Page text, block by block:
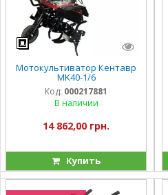
Мотокультиватор Кентавр
МK40-1/6
Код: 000217881
В наличии
14 862,00 грн.
Купить